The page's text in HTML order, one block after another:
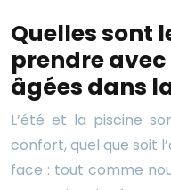
Quelles sont
prendre
âgées dans
L’été et la piscine
confort, quel que soit
face : tout comme